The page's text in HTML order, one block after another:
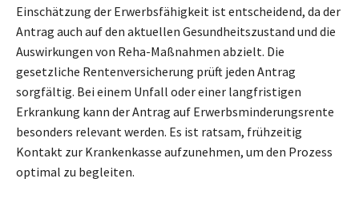
Einschätzung der Erwerbsfähigkeit ist entscheidend, da der
Antrag auch auf den aktuellen Gesundheitszustand und die
Auswirkungen von Reha-Maßnahmen abzielt. Die
gesetzliche Rentenversicherung prüft jeden Antrag
sorgfältig. Bei einem Unfall oder einer langfristigen
Erkrankung kann der Antrag auf Erwerbsminderungsrente
besonders relevant werden. Es ist ratsam, frühzeitig
Kontakt zur Krankenkasse aufzunehmen, um den Prozess
optimal zu begleiten.